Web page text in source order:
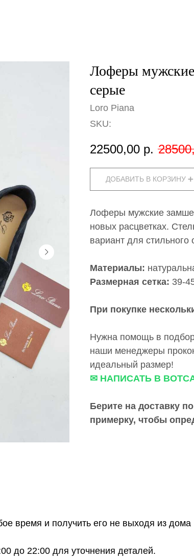
Лоферы
серые
Loro Piana
SKU:
22500,00 р.
ДОБАВИТЬ В КОРЗИНУ ➕
Лоферы мужские
новых расцветках.
вариант для стильного
Материалы:
Размерная сетка: 39-
При покупке
Нужна помощь в
наши менеджеры
идеальный размер!
✉ НАПИСАТЬ В
Берите на доставку
примерку, чтобы
время и получить его не выходя из
до 22:00 для уточнения деталей.